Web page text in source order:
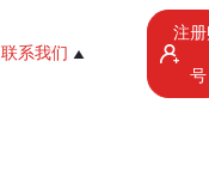
联系我们
注册
号